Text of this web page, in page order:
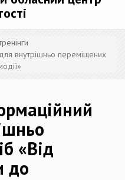
внутрішньо переміщених
«Від
до